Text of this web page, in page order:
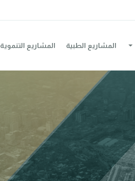
المشاريع الطبية المشاريع التنموية